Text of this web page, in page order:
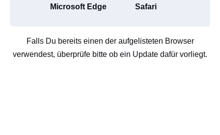
Microsoft Edge Safari
Falls Du bereits einen der aufgelisteten Browser
verwendest, überprüfe bitte ob ein Update dafür vorliegt.